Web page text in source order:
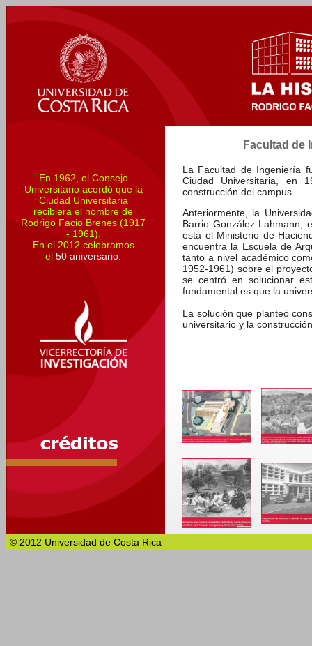
La Facultad de Ingeniería
Ciudad Universitaria, en
construcción del campus.
Anteriormente, la
Barrio González Lahmann,
está el Ministerio de
encuentra la Escuela de
tanto a nivel académico
1952-1961) sobre el
se centró en solucionar
fundamental es que la
La solución que planteó
universitario y la
© 2012 Universidad de Costa Rica
Facultad de
En 1962, el Consejo
Universitario acordó que la
Ciudad Universitaria
recibiera el nombre de
Rodrigo Facio Brenes (1917
- 1961).
En el 2012 celebramos
el 50 aniversario